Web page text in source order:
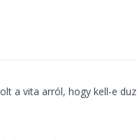
a vita arról, hogy kell-e